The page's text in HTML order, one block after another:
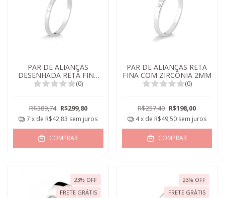
PAR DE ALIANÇAS
DESENHADA RETA FINA
2MM
(0)
R$389,74 R$299,80
7 x de R$42,83 sem juros
COMPRAR
PAR DE ALIANÇAS RETA
FINA COM ZIRCÔNIA 2MM
(0)
R$257,40 R$198,00
4x de R$49,50 sem juros
COMPRAR
23% OFF
FRETE GRÁTIS
23% OFF
FRETE GRÁTIS